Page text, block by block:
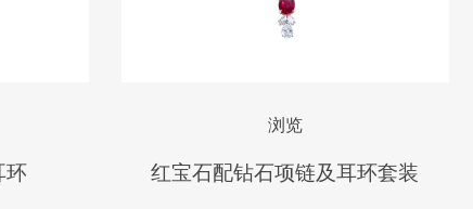
环
浏览
红宝石配钻石项链及耳环套装